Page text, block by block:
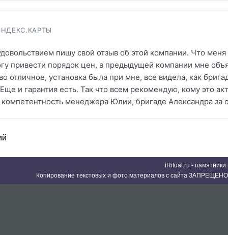
пишу свой отзыв об этой компании. Что
привести порядок цен, в предыдущей компании мне
отличное, установка была при мне, все видела, как
и гарантия есть. Так что всем рекомендую, кому это
менеджера Юлии, бригаде Александра за
iRitual.ru -
Копирование текстовых и фото материалов с сайта